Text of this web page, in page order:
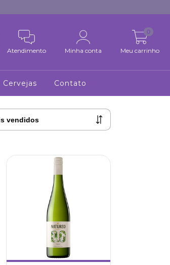
Atendimento Minha conta Meu carrinho
0
Cervejas Contato